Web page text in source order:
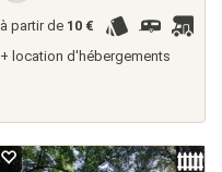
à partir de 10 €
+ location d'hébergements